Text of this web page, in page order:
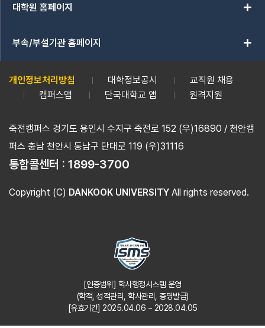
대학원 홈페이지 add
부속/부설기관 홈페이지 add
개인정보처리방침 대학정보공시
교직원 채용
캠퍼스맵
단국대학교 앱 원격지원
죽전캠퍼스 경기도 용인시 수지구 죽전로 152 (우)16890 / 천안캠
퍼스 충남 천안시 동남구 단대로 119 (우)31116
통합콜센터 : 1899-3700
Copyright (C) DANKOOK UNIVERSITY All rights reserved.
[인증범위] 학사행정시스템 운영
(학적, 성적관리, 학사관리, 증명발급)
[유효기간] 2025.04.06 ~ 2028.04.05